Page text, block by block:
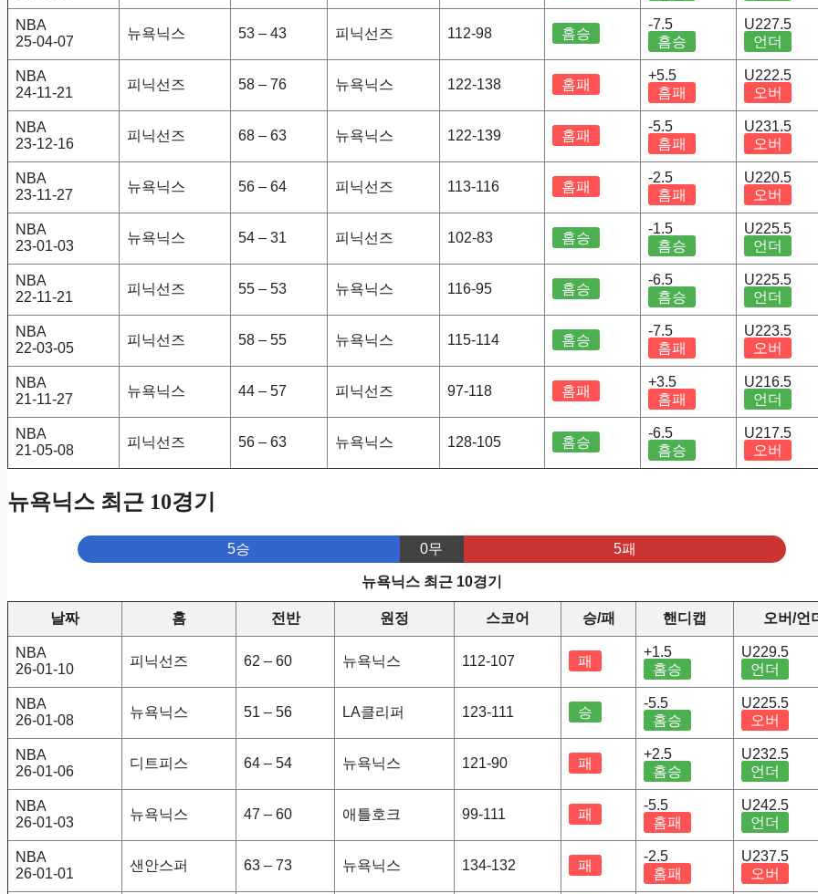
NBA
25-04-07
뉴욕닉스 53 – 43 피닉선즈 112-98 홈승
-7.5
홈승
U227.5
언더
NBA
24-11-21
피닉선즈 58 – 76 뉴욕닉스 122-138 홈패
+5.5
홈패
U222.5
오버
NBA
23-12-16
피닉선즈 68 – 63 뉴욕닉스 122-139 홈패
-5.5
홈패
U231.5
오버
NBA
23-11-27
뉴욕닉스 56 – 64 피닉선즈 113-116 홈패
-2.5
홈패
U220.5
오버
NBA
23-01-03
뉴욕닉스 54 – 31 피닉선즈 102-83 홈승
-1.5
홈승
U225.5
언더
NBA
22-11-21
피닉선즈 55 – 53 뉴욕닉스 116-95 홈승
-6.5
홈승
U225.5
언더
NBA
22-03-05
피닉선즈 58 – 55 뉴욕닉스 115-114 홈승
-7.5
홈패
U223.5
오버
NBA
21-11-27
뉴욕닉스 44 – 57 피닉선즈 97-118 홈패
+3.5
홈패
U216.5
언더
NBA
21-05-08
피닉선즈 56 – 63 뉴욕닉스 128-105 홈승
-6.5
홈승
U217.5
오버
뉴욕닉스 최근 10경기
5승 0무 5패
뉴욕닉스 최근 10경기
날짜 홈 전반 원정 스코어 승/패 핸디캡 오버/언
NBA
26-01-10
피닉선즈 62 – 60 뉴욕닉스 112-107 패
+1.5
홈승
U229.5
언더
NBA
26-01-08
뉴욕닉스 51 – 56 LA클리퍼 123-111 승
-5.5
홈승
U225.5
오버
NBA
26-01-06
디트피스 64 – 54 뉴욕닉스 121-90 패
+2.5
홈승
U232.5
언더
NBA
26-01-03
뉴욕닉스 47 – 60 애틀호크 99-111 패
-5.5
홈패
U242.5
언더
NBA
26-01-01
샌안스퍼 63 – 73 뉴욕닉스 134-132 패
-2.5
홈패
U237.5
오버